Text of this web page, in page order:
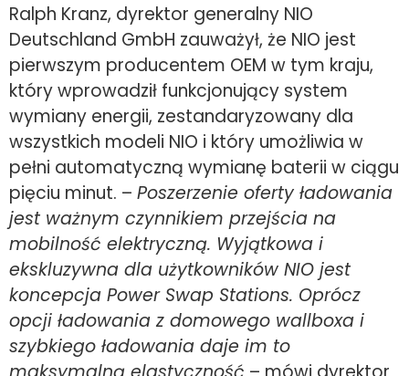
Ralph Kranz, dyrektor generalny NIO
Deutschland GmbH zauważył, że NIO jest
pierwszym producentem OEM w tym kraju,
który wprowadził funkcjonujący system
wymiany energii, zestandaryzowany dla
wszystkich modeli NIO i który umożliwia w
pełni automatyczną wymianę baterii w ciągu
pięciu minut. – Poszerzenie oferty ładowania
jest ważnym czynnikiem przejścia na
mobilność elektryczną. Wyjątkowa i
ekskluzywna dla użytkowników NIO jest
koncepcja Power Swap Stations. Oprócz
opcji ładowania z domowego wallboxa i
szybkiego ładowania daje im to